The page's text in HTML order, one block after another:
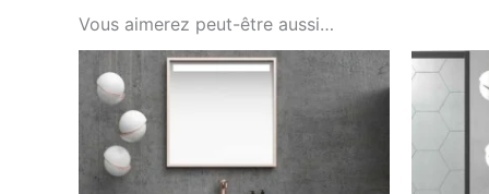
Vous aimerez peut-être aussi…
produit
plusieurs